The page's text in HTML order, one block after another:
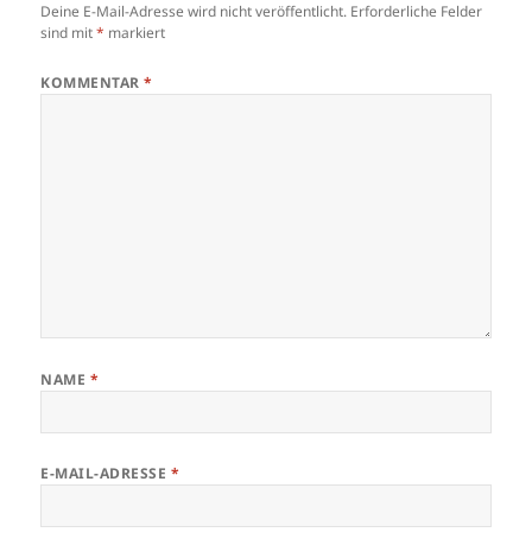
Deine E-Mail-Adresse wird nicht veröffentlicht. Erforderliche Felder
sind mit* markiert
KOMMENTAR*
NAME *
E-MAIL-ADRESSE *